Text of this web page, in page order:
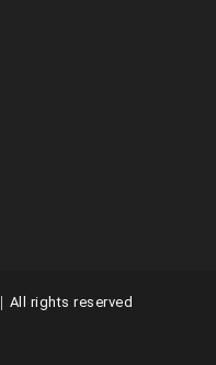
| All rights reserved